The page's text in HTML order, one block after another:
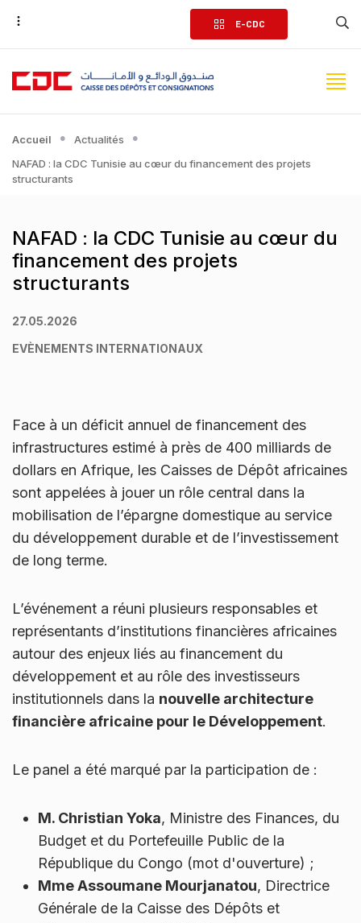
Aller
contenu
principal
E-CDC
Accueil
Actualités
NAFAD : la CDC Tunisie au cœur du financement des projets
structurants
NAFAD : la CDC Tunisie au cœur du
financement des projets
structurants
27.05.2026
EVÈNEMENTS INTERNATIONAUX
Face à un déficit annuel de financement des
infrastructures estimé à près de 400 milliards de
dollars en Afrique, les Caisses de Dépôt africaines
sont appelées à jouer un rôle central dans la
mobilisation de l’épargne domestique au service
du développement durable et de l’investissement
de long terme.
L’événement a réuni plusieurs responsables et
représentants d’institutions financières africaines
autour des enjeux liés au financement du
développement et au rôle des investisseurs
institutionnels dans la nouvelle architecture
financière africaine pour le Développement.
Le panel a été marqué par la participation de :
M. Christian Yoka, Ministre des Finances, du
Budget et du Portefeuille Public de la
République du Congo (mot d'ouverture) ;
Mme Assoumane Mourjanatou, Directrice
Générale de la Caisse des Dépôts et